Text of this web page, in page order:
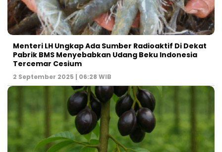
Menteri LH Ungkap Ada Sumber Radioaktif Di Dekat
Pabrik BMS Menyebabkan Udang Beku Indonesia
Tercemar Cesium
2 September 2025 | 06:28 WIB